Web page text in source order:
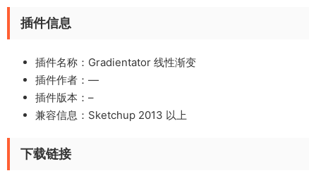
插件信息
插件名称：Gradientator 线性渐变
插件作者： —
插件版本：–
兼容信息：Sketchup 2013 以上
下载链接